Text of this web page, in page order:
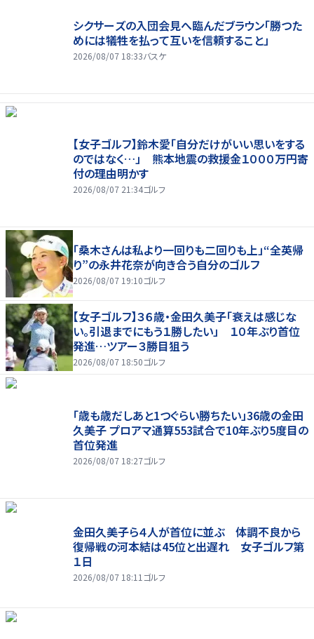
シクサーズの入団会見へ臨んだブラウン「勝つた
めには犠牲を払って互いを信頼すること」
2026/08/07 18:33バスケ
【女子ゴルフ】鈴木愛「自分だけがいい思いをする
のではなく…」 熊本地震の救援金１０００万円寄
付の理由明かす
2026/08/07 21:34ゴルフ
「桑木さんは私より一回りも二回りも上」“全英帰
り”の永井花奈が向き合う自分のゴルフ
2026/08/07 19:10ゴルフ
【女子ゴルフ】３６歳・金田久美子「衰えは感じな
い。引退までにもう１勝したい」 １０年ぶり首位
発進…ツアー３勝目狙う
2026/08/07 18:50ゴルフ
「歳も歳だしあと1つぐらい勝ちたい」36歳の金田
久美子 プロアマ通算553試合で10年ぶり5度目の
首位発進
2026/08/07 18:27ゴルフ
金田久美子ら４人が首位に並ぶ 体調不良から
復帰戦の河本結は45位と出遅れ 女子ゴルフ第
１日
2026/08/07 18:11 ゴルフ